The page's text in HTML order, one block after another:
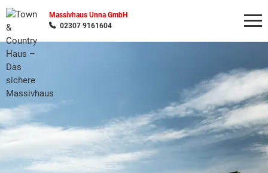
Massivhaus Unna GmbH
02307 9161604
Wonach möchten Sie suchen?